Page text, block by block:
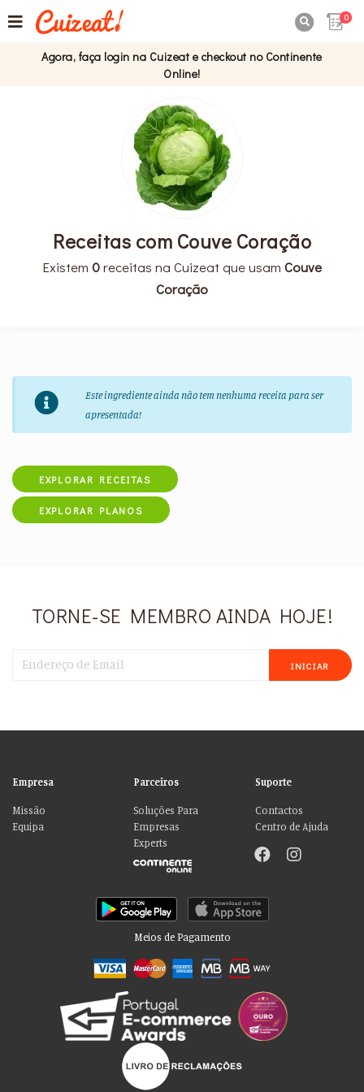
0
Agora, faça login na Cuizeat e checkout no Continente
Online!
Receitas com Couve Coração
Existem 0receitas na Cuizeat que usam Couve
Coração
Este ingrediente ainda não tem nenhuma receita para ser
apresentada!
EXPLORAR RECEITAS
EXPLORAR PLANOS
TORNE-SE MEMBRO AINDA HOJE!
INICIAR
Empresa
Missão
Equipa
Parceiros
Soluções Para
Empresas
Experts
Suporte
Contactos
Centro de Ajuda
Meios de Pagamento
Por favor aceite as nossas deliciosas